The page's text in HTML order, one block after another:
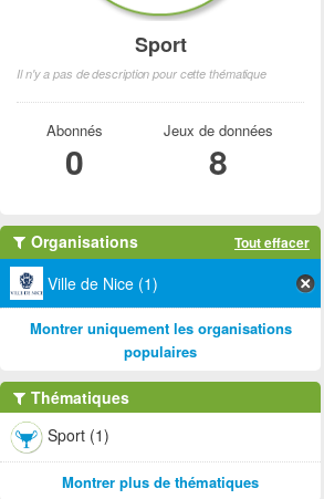
Sport
Il n'y a pas de description pour cette thématique
Abonnés
0
Jeux de données
8
Organisations Tout effacer
Ville de Nice (1)
Montrer uniquement les organisations
populaires
Thématiques
Sport (1)
Montrer plus de thématiques